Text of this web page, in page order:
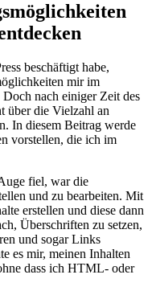
beschäftigt habe,
mir im
nach einiger Zeit des
über die Vielzahl an
In diesem Beitrag werde
vorstellen, die ich im
fiel, war die
und zu bearbeiten. Mit
erstellen und diese dann
Überschriften zu setzen,
und sogar Links
es mir, meinen Inhalten
dass ich HTML- oder